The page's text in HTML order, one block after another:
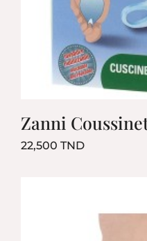
Zanni
22,500 TNDPrix